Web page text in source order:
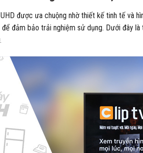
được ưa chuộng nhờ thiết kế tinh tế và
đảm bảo trải nghiệm sử dụng. Dưới đây
.